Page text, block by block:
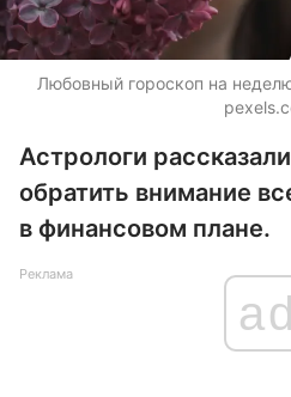
Любовный гороскоп на
Астрологи
обратить внимание
в финансовом плане.
Реклама
ad